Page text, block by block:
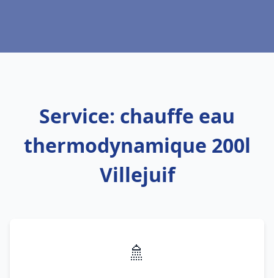
Service: chauffe eau
thermodynamique 200l
Villejuif
🚿